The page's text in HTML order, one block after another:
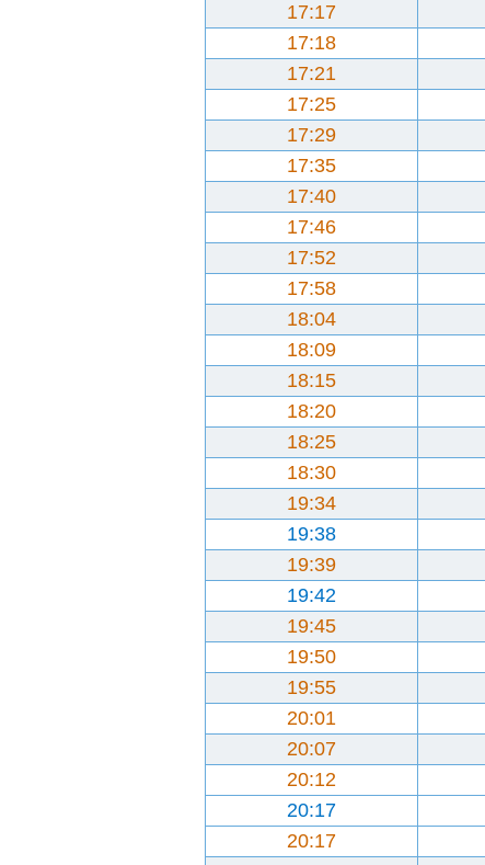
17:17
17:18
17:21
17:25
17:29
17:35
17:40
17:46
17:52
17:58
18:04
18:09
18:15
18:20
18:25
18:30
19:34
19:38
19:39
19:42
19:45
19:50
19:55
20:01
20:07
20:12
20:17
20:17